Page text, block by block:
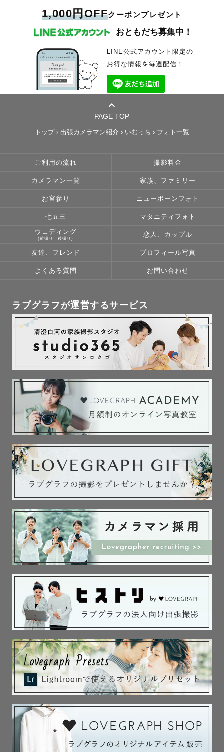
1,000円OFFクーポンプレゼント
おともだち募集中！
LINE公式アカウント限定の
お得な情報を毎週配信！
PAGE TOP
トップ› 出張カメラマン紹介 › いむっち › フォト一覧
ご利用の流れ 撮影料金
カメラマン一覧 家族、ファミリー
お宮参り ニューボーンフォト
七五三 マタニティフォト
ウェディング
(前撮り、後撮り)
恋人、カップル
友達、フレンド プロフィール写真
よくある質問 お問い合わせ
ラブグラフが運営するサービス